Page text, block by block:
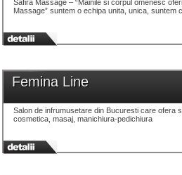
Safira Massage – “Mainile si corpul omenesc
Massage” suntem o echipa unita, unica,
Femina Line
Salon de infrumusetare din Bucuresti care ofera
cosmetica, masaj, manichiura-pedichiura